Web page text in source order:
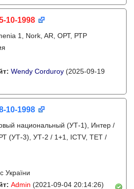
10-1998
1, Nork, AR, ОРТ, РТР
Wendy Corduroy (2025-09-19
10-1998
национальный (УТ-1), Интер /
(УТ-3), УТ-2 / 1+1, ICTV, ТЕТ /
України
Admin (2021-09-04 20:14:26)